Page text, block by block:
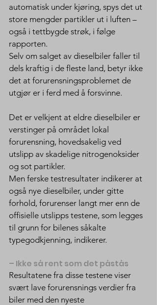
automatisk under kjøring, spys det ut
store mengder partikler ut i luften –
også i tettbygde strøk, i følge
rapporten.
Selv om salget av dieselbiler faller til
dels kraftig i de fleste land, betyr ikke
det at forurensningsproblemet de
utgjør er i ferd med å forsvinne.
Det er velkjent at eldre dieselbiler er
verstinger på området lokal
forurensning, hovedsakelig ved
utslipp av skadelige nitrogenoksider
og sot partikler.
Men ferske testresultater indikerer at
også nye dieselbiler, under gitte
forhold, forurenser langt mer enn de
offisielle utslipps testene, som legges
til grunn for bilenes såkalte
typegodkjenning, indikerer.
– Ikke så rent som det påstås
Resultatene fra disse testene viser
svært lave forurensnings verdier fra
biler med den nyeste